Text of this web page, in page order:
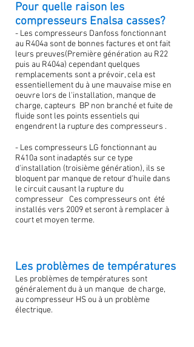
Pour quelle raison les
compresseurs Enalsa casses?
- Les compresseurs Danfoss fonctionnant
au R404a sont de bonnes factures et ont fait
leurs preuves(Première génération au R22
puis au R404a) cependant quelques
remplacements sont a prévoir, cela est
essentiellement du à une mauvaise mise en
oeuvre lors de l'installation, manque de
charge, capteurs BP non branché et fuite de
fluide sont les points essentiels qui
engendrent la rupture des compresseurs .
- Les compresseurs LG fonctionnant au
R410a sont inadaptés sur ce type
d'installation (troisième génération), ils se
bloquent par manque de retour d'huile dans
le circuit causant la rupture du
compresseur Ces compresseurs ont été
installés vers 2009 et seront à remplacer à
court et moyen terme.
Les problèmes de températures
Les problèmes de températures sont
généralement du à un manque de charge,
au compresseur HS ou à un problème
électrique.